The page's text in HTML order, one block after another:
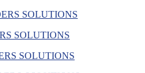
SOLUTIONS
SOLUTIONS
SOLUTIONS